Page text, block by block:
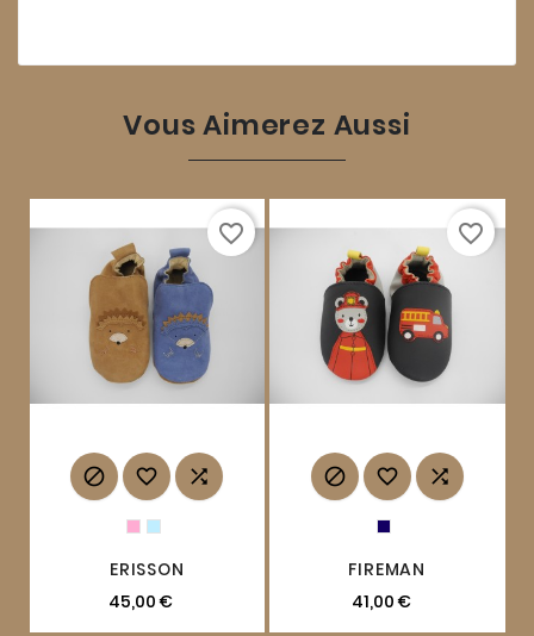
Vous Aimerez Aussi
  
ERISSON
45,00 €
favorite_border
  
FIREMAN
41,00 €
favorite_border